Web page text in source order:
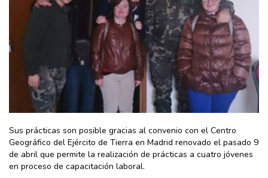
Sus prácticas son posible gracias al convenio con el Centro
Geográfico del Ejército de Tierra en Madrid renovado el pasado 9
de abril que permite la realización de prácticas a cuatro jóvenes
en proceso de capacitación laboral.